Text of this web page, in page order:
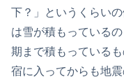
下？」というくらい
は雪が積もっている
期まで積もっているも
宿に入ってからも地